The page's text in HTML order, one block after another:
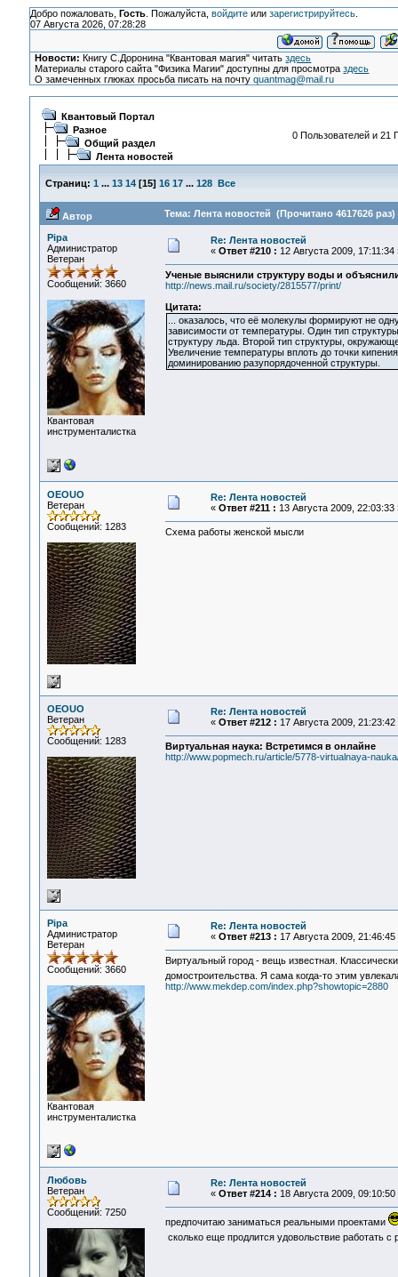
Добро пожаловать, Гость. Пожалуйста, войдитеили зарегистрируйтесь.
07 Августа 2026, 07:28:28
Новости: Книгу С.Доронина "Квантовая магия" читатьздесь
Материалы старого сайта "Физика Магии" доступны для просмотраздесь
О замеченных глюках просьба писать на почтуquantmag@mail.ru
Квантовый Портал
Разное
Общий раздел
Лента новостей
0 Пользователей и 21
Страниц: 1 ... 13 14[15] 16 17 ... 128 Все
Автор Тема: Лента новостей (Прочитано 4617626 раз)
Pipa
Администратор
Ветеран
Сообщений: 3660
Квантовая
инструменталистка
Re: Лента новостей
« Ответ #210 : 12 Августа 2009, 17:11:34
Ученые выяснили структуру воды и
http://news.mail.ru/society/2815577/print/
Цитата:
... оказалось, что её молекулы формируют не
зависимости от температуры. Один тип
структуру льда. Второй тип структуры,
Увеличение температуры вплоть до точки
доминированию разупорядоченной структуры.
OEOUO
Ветеран
Сообщений: 1283
Re: Лента новостей
« Ответ #211 : 13 Августа 2009, 22:03:33
Схема работы женской мысли
OEOUO
Ветеран
Сообщений: 1283
Re: Лента новостей
« Ответ #212 : 17 Августа 2009, 21:23:42
Виртуальная наука: Встретимся в онлайне
http://www.popmech.ru/article/5778-virtualnaya-
Pipa
Администратор
Ветеран
Сообщений: 3660
Квантовая
инструменталистка
Re: Лента новостей
« Ответ #213 : 17 Августа 2009, 21:46:45
Виртуальный город - вещь известная.
домостроительства. Я сама когда-то этим
http://www.mekdep.com/index.php?showtopic=2880
Любовь
Ветеран
Сообщений: 7250
Re: Лента новостей
« Ответ #214 : 18 Августа 2009, 09:10:50
предпочитаю заниматься реальными проектами
сколько еще продлится удовольствие работать